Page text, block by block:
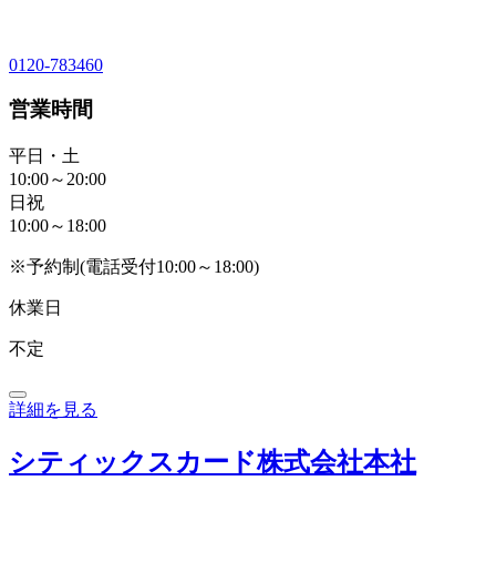
0120-783460
営業時間
平日・土
10:00～20:00
日祝
10:00～18:00
※予約制(電話受付10:00～18:00)
休業日
不定
詳細を見る
シティックスカード株式会社本社